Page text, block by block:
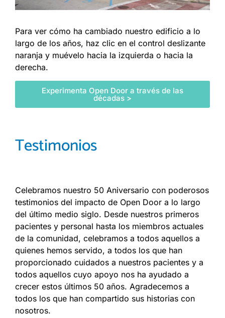
Para ver cómo ha cambiado nuestro edificio a lo
largo de los años, haz clic en el control deslizante
naranja y muévelo hacia la izquierda o hacia la
derecha.
Experimenta Open Door a través de las
décadas >
Testimonios
Celebramos nuestro 50 Aniversario con poderosos
testimonios del impacto de Open Door a lo largo
del último medio siglo. Desde nuestros primeros
pacientes y personal hasta los miembros actuales
de la comunidad, celebramos a todos aquellos a
quienes hemos servido, a todos los que han
proporcionado cuidados a nuestros pacientes y a
todos aquellos cuyo apoyo nos ha ayudado a
crecer estos últimos 50 años. Agradecemos a
todos los que han compartido sus historias con
nosotros.